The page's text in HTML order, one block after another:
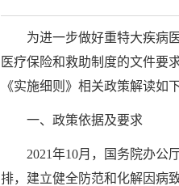
为进一步做好重特大疾病
医疗保险和救助制度的文件要
《实施细则》相关政策解读如
一、政策依据及要求
2021年10月，国务院办公
排，建立健全防范和化解因病